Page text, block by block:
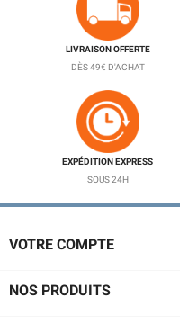
LIVRAISON OFFERTE
DÈS 49€ D'ACHAT
EXPÉDITION EXPRESS
SOUS 24H
VOTRE COMPTE
NOS PRODUITS